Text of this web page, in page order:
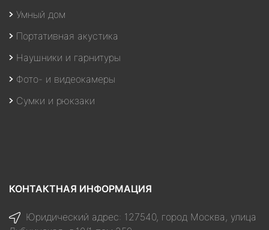
Умный дом
Портативная акустика
Наушники и гарнитуры
Фото- и видеокамеры
Сумки и рюкзаки
КОНТАКТНАЯ ИНФОРМАЦИЯ
Юридический адрес: 127540, город Москва, улица